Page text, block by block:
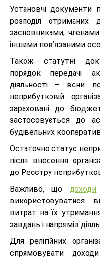
Установчі документи
розподіл отриманих
засновниками, членами
іншими пов’язаними
Також статутні
порядок передачі
діяльності – вони
неприбутковій
зараховані до
застосовується до
будівельних
Остаточно статус
після внесення
до Реєстру
Важливо, що доходи
використовуватися
витрат на їх
завдань і напрямів
Для релігійних
спрямовувати